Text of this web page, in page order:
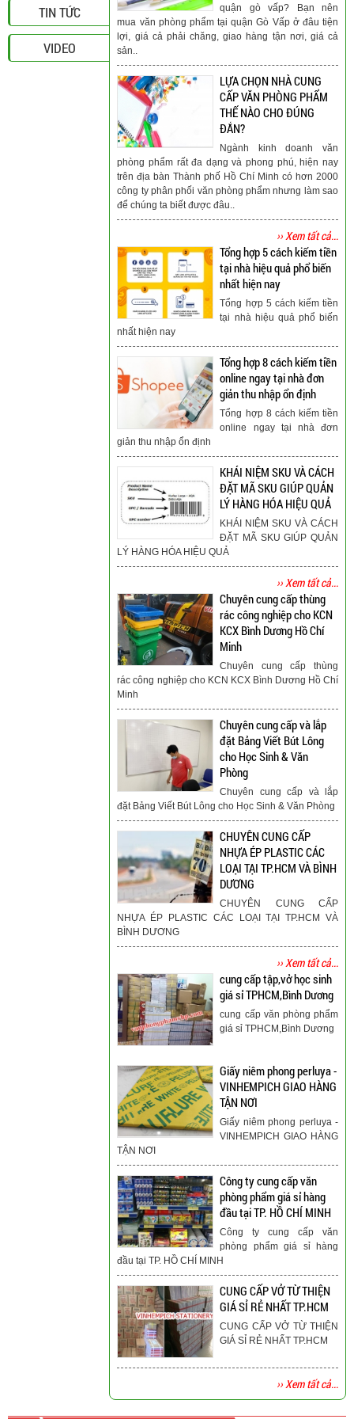
TIN TỨC
VIDEO
quận gò vấp? Bạn nên
mua văn phòng phẩm tại quận Gò Vấp ở đâu tiện
lợi, giá cả phải chăng, giao hàng tận nơi, giá cả
sản..
LỰA CHỌN NHÀ CUNG
CẤP VĂN PHÒNG PHẨM
THẾ NÀO CHO ĐÚNG
ĐẮN?
Ngành kinh doanh văn
phòng phẩm rất đa dạng và phong phú, hiện nay
trên địa bàn Thành phố Hồ Chí Minh có hơn 2000
công ty phân phối văn phòng phẩm nhưng làm sao
để chúng ta biết được đâu..
›› Xem tất cả...
Tổng hợp 5 cách kiếm tiền
tại nhà hiệu quả phổ biến
nhất hiện nay
Tổng hợp 5 cách kiếm tiền
tại nhà hiệu quả phổ biến
nhất hiện nay
Tổng hợp 8 cách kiếm tiền
online ngay tại nhà đơn
giản thu nhập ổn định
Tổng hợp 8 cách kiếm tiền
online ngay tại nhà đơn
giản thu nhập ổn định
KHÁI NIỆM SKU VÀ CÁCH
ĐẶT MÃ SKU GIÚP QUẢN
LÝ HÀNG HÓA HIỆU QUẢ
KHÁI NIỆM SKU VÀ CÁCH
ĐẶT MÃ SKU GIÚP QUẢN
LÝ HÀNG HÓA HIỆU QUẢ
›› Xem tất cả...
Chuyên cung cấp thùng
rác công nghiệp cho KCN
KCX Bình Dương Hồ Chí
Minh
Chuyên cung cấp thùng
rác công nghiệp cho KCN KCX Bình Dương Hồ Chí
Minh
Chuyên cung cấp và lắp
đặt Bảng Viết Bút Lông
cho Học Sinh & Văn
Phòng
Chuyên cung cấp và lắp
đặt Bảng Viết Bút Lông cho Học Sinh & Văn Phòng
CHUYÊN CUNG CẤP
NHỰA ÉP PLASTIC CÁC
LOẠI TẠI TP.HCM VÀ BÌNH
DƯƠNG
CHUYÊN CUNG CẤP
NHỰA ÉP PLASTIC CÁC LOẠI TẠI TP.HCM VÀ
BÌNH DƯƠNG
›› Xem tất cả...
cung cấp tập,vở học sinh
giá sỉ TPHCM,Bình Dương
cung cấp văn phòng phẩm
giá sỉ TPHCM,Bình Dương
Giấy niêm phong perluya -
VINHEMPICH GIAO HÀNG
TẬN NƠI
Giấy niêm phong perluya -
VINHEMPICH GIAO HÀNG
TẬN NƠI
Công ty cung cấp văn
phòng phẩm giá sỉ hàng
đầu tại TP. HỒ CHÍ MINH
Công ty cung cấp văn
phòng phẩm giá sỉ hàng
đầu tại TP. HỒ CHÍ MINH
CUNG CẤP VỞ TỪ THIỆN
GIÁ SỈ RẺ NHẤT TP.HCM
CUNG CẤP VỞ TỪ THIỆN
GIÁ SỈ RẺ NHẤT TP.HCM
›› Xem tất cả...